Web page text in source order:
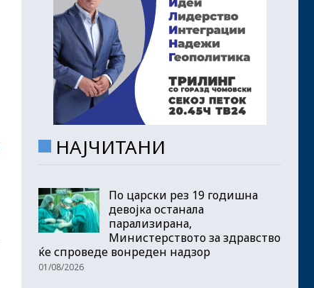
НАЈЧИТАНИ
По царски рез 19 годишна
девојка останала
парализирана,
Министерството за здравство
ќе спроведе вонреден надзор
01/08/2026